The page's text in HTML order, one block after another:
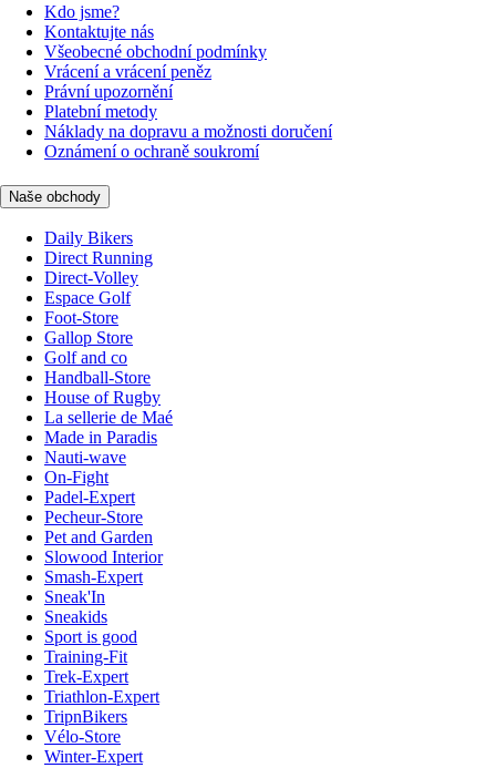
Kdo jsme?
Kontaktujte nás
Všeobecné obchodní podmínky
Vrácení a vrácení peněz
Právní upozornění
Platební metody
Náklady na dopravu a možnosti doručení
Oznámení o ochraně soukromí
Naše obchody
Daily Bikers
Direct Running
Direct-Volley
Espace Golf
Foot-Store
Gallop Store
Golf and co
Handball-Store
House of Rugby
La sellerie de Maé
Made in Paradis
Nauti-wave
On-Fight
Padel-Expert
Pecheur-Store
Pet and Garden
Slowood Interior
Smash-Expert
Sneak'In
Sneakids
Sport is good
Training-Fit
Trek-Expert
Triathlon-Expert
TripnBikers
Vélo-Store
Winter-Expert